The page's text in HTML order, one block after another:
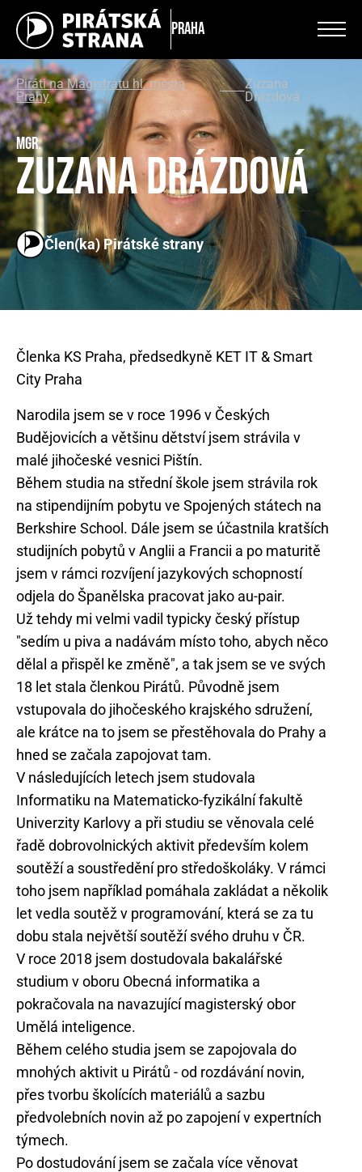
Praha
Piráti na Magistrátu hl. města
Prahy
Zuzana
Drázdová
Mgr.
Zuzana Drázdová
Člen(ka) Pirátské strany
Členka KS Praha, předsedkyně KET IT & Smart
Narodila jsem se v roce 1996 v Českých
Budějovicích a většinu dětství jsem strávila v
malé jihočeské vesnici Pištín.
Během studia na střední škole jsem strávila rok
na stipendijním pobytu ve Spojených státech na
Berkshire School. Dále jsem se účastnila kratších
studijních pobytů v Anglii a Francii a po maturitě
jsem v rámci rozvíjení jazykových schopností
odjela do Španělska pracovat jako au-pair.
Už tehdy mi velmi vadil typicky český přístup
"sedím u piva a nadávám místo toho, abych něco
dělal a přispěl ke změně", a tak jsem se ve svých
18 let stala členkou Pirátů. Původně jsem
vstupovala do jihočeského krajského sdružení,
ale krátce na to jsem se přestěhovala do Prahy a
hned se začala zapojovat tam.
V následujících letech jsem studovala
Informatiku na Matematicko-fyzikální fakultě
Univerzity Karlovy a při studiu se věnovala celé
řadě dobrovolnických aktivit především kolem
soutěží a soustředění pro středoškoláky. V rámci
toho jsem například pomáhala zakládat a několik
let vedla soutěž v programování, která se za tu
dobu stala největší soutěží svého druhu v ČR.
V roce 2018 jsem dostudovala bakalářské
studium v oboru Obecná informatika a
pokračovala na navazující magisterský obor
Umělá inteligence.
Během celého studia jsem se zapojovala do
mnohých aktivit u Pirátů - od rozdávání novin,
přes tvorbu školících materiálů a sazbu
předvolebních novin až po zapojení v expertních
týmech.
Po dostudování jsem se začala více věnovat